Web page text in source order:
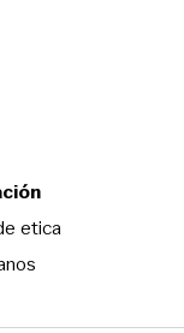
in new window
eticaOpens in new